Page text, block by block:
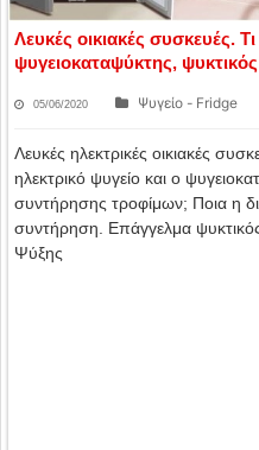
Λευκές οικιακές συσκευές. Τι
ψυγειοκαταψύκτης, ψυκτικός
05/06/2020 Ψυγείο - Fridge
Λευκές ηλεκτρικές οικιακές
ηλεκτρικό ψυγείο και ο
συντήρησης τροφίμων; Ποια η
συντήρηση. Επάγγελμα
Ψύξης